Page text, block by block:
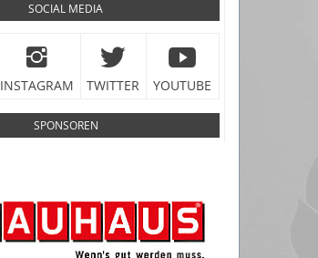
SOCIAL MEDIA
INSTAGRAM TWITTER YOUTUBE
SPONSOREN